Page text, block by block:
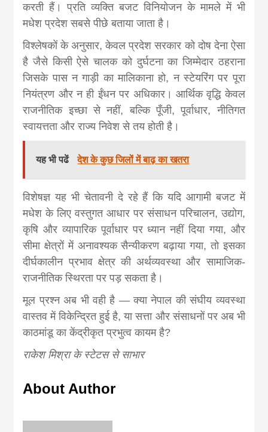
करती हैं। प्रति व्यक्ति बजट विनियोजन के मामले में भी
मधेश प्रदेश सबसे पीछे बताया जाता है।
विश्लेषकों के अनुसार, केवल प्रदेश सरकार को दोष देना ऐसा
है जैसे किसी ऐसे चालक को दुर्घटना का जिम्मेदार ठहराना
जिसके पास न गाड़ी का मालिकाना हो, न स्टेयरिंग पर पूरा
नियंत्रण और न ही ईंधन पर अधिकार। आर्थिक वृद्धि केवल
राजनीतिक इच्छा से नहीं, बल्कि पूँजी, पूर्वाधार, नीतिगत
स्वायत्तता और राज्य निवेश से तय होती है।
यह भी पढें देश के कुछ जिलों में बाढ़ का खतरा
विशेषज्ञ यह भी चेतावनी दे रहे हैं कि यदि आगामी बजट में
मधेश के लिए वस्तुगत आधार पर संसाधन परिचालन, उद्योग,
कृषि और व्यापारिक पूर्वाधार पर ध्यान नहीं दिया गया, और
सीमा क्षेत्रों में अनावश्यक सैन्यीकरण बढ़ाया गया, तो इसका
दीर्घकालीन प्रभाव क्षेत्र की अर्थव्यवस्था और सामाजिक-
राजनीतिक स्थिरता पर पड़ सकता है।
मूल प्रश्न अब भी वही है — क्या नेपाल की संघीय व्यवस्था
वास्तव में विकेन्द्रित हुई है, या सत्ता और संसाधनों पर अब भी
काठमांडू का केंद्रीकृत प्रभुत्व कायम है?
राकेश मिश्रा के स्टेटस से साभार
About Author